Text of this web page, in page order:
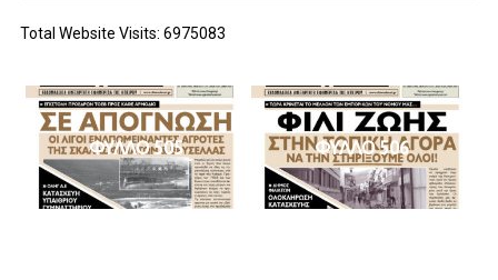
Total Website Visits: 6975083
ΦΥΛΛΟ 505 ΦΥΛΛΟ 506